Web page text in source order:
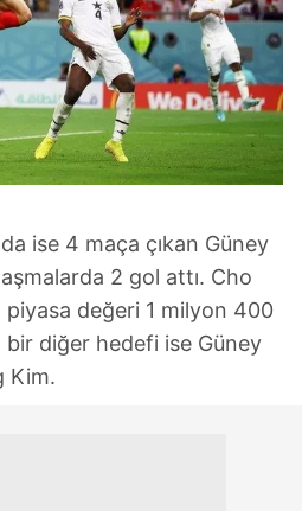
ise 4 maça çıkan Güney
2 gol attı. Cho
piyasa değeri 1 milyon 400
diğer hedefi ise Güney
Kim.